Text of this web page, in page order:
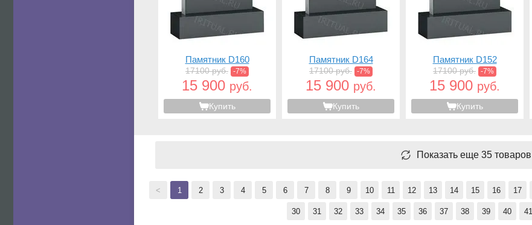
Памятник D160
17100 руб. -7%
15 900 руб.
Купить
Памятник D164
17100 руб. -7%
15 900 руб.
Купить
Памятник D152
17100 руб. -7%
15 900 руб.
Купить
Показать еще 35 товаров
< 1 2 3 4 5 6 7 8 9 10 11 12 13 14 15 16 17
30 31 32 33 34 35 36 37 38 39 40 41